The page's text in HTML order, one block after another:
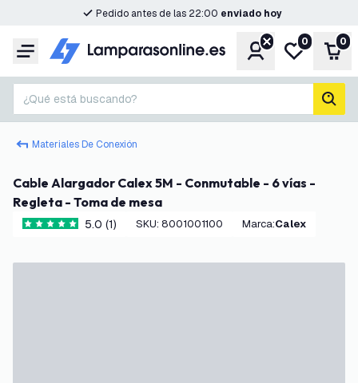
Pedido antes de las 22:00 enviado hoy
Menú CuentaMi lista de
0 0
¿Qué está buscando?
Materiales De Conexión
Cable Alargador Calex 5M - Conmutable - 6 vías -
Regleta - Toma de mesa
5 estrellas de puntuación
5.0 (1) SKU: 8001001100 Marca: Calex